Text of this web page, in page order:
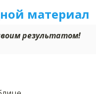
материал
результатом!